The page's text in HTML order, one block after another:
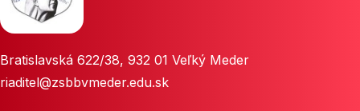
Bratislavská 622/38, 932 01 Veľký Meder
riaditel@zsbbvmeder.edu.sk